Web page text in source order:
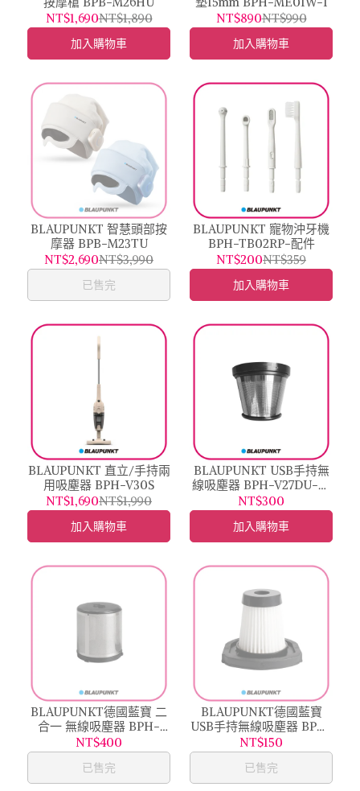
NT$1,690NT$1,890
加入購物車
NT$890NT$990
加入購物車
BLAUPUNKT 智慧頭部按
摩器 BPB-M23TU
NT$2,690NT$3,990
已售完
BLAUPUNKT 寵物沖牙機
BPH-TB02RP-配件
NT$200NT$359
加入購物車
BLAUPUNKT 直立/手持兩
用吸塵器 BPH-V30S
NT$1,690NT$1,990
加入購物車
BLAUPUNKT USB手持無
線吸塵器 BPH-V27DU-配
件:不銹鋼濾網
NT$300
加入購物車
BLAUPUNKT德國藍寶 二
合一 無線吸塵器 BPH-
V18DUL-配件
NT$400
已售完
BLAUPUNKT德國藍寶
USB手持無線吸塵器 BPH-
V19DUC-配件:濾網
NT$150
已售完